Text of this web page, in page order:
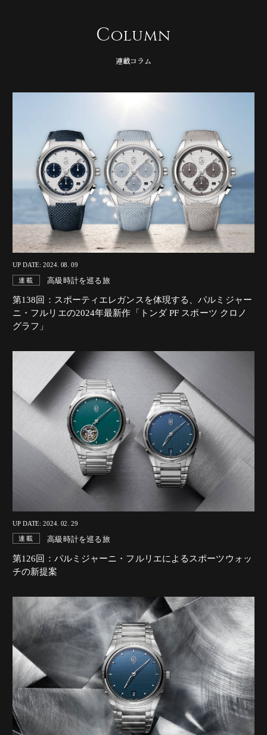
Column
連載コラム
UP DATE: 2024. 08. 09
連載 高級時計を巡る旅
第138回：スポーティエレガンスを体現する、パルミジャー
ニ・フルリエの2024年最新作「トンダ PF スポーツ クロノ
グラフ」
UP DATE: 2024. 02. 29
連載 高級時計を巡る旅
第126回：パルミジャーニ・フルリエによるスポーツウォッ
チの新提案